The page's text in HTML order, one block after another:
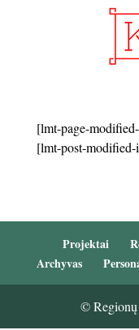
[lmt-page-
[lmt-post-
Projektai
Archyvas
©